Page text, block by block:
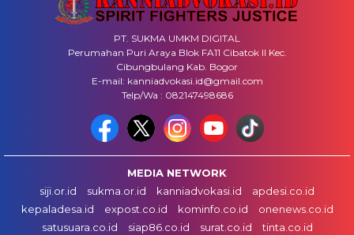
PT. SUKMA UMKM DIGITAL
Perumahan Puri Araya Blok FA11 Cibatok II Kec.
Cibungbulang Kab. Bogor
E-mail: kanniadvokasi.id@gmail.com
Telp/Wa : 082147498686
MEDIA NETWORK
siji.or.id
sukma.or.id kanniadvokasi.id
apdesi.co.id
kepaladesa.id
expost.co.id kominfo.co.id
onenews.co.id
satusuara.co.id
siap86.co.id surat.co.id
tinta.co.id